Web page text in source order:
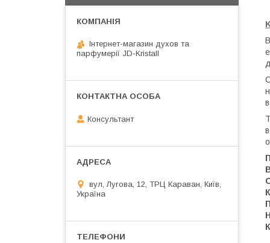
Інтернет-магазин духов та
парфумерії JD-Kristall
Консультант
вул, Лугова, 12, ТРЦ Караван, Київ,
Україна